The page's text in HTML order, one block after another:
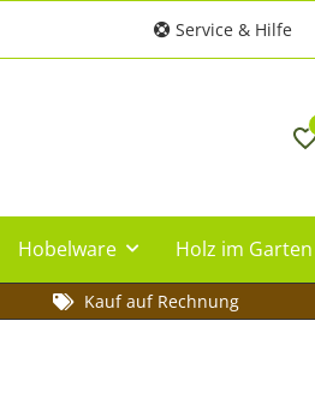
Service & Hilfe
Hobelware Holz im Garten
Kauf auf Rechnung